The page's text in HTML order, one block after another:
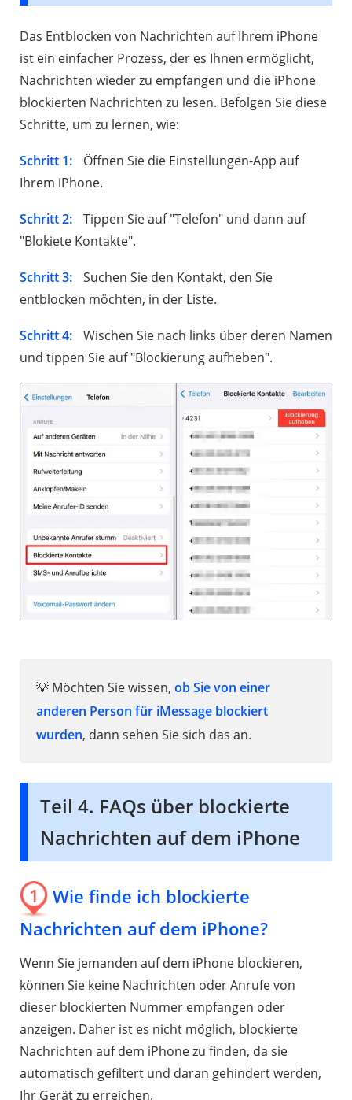
Das Entblocken von Nachrichten auf Ihrem iPhone
ist ein einfacher Prozess, der es Ihnen ermöglicht,
Nachrichten wieder zu empfangen und die iPhone
blockierten Nachrichten zu lesen. Befolgen Sie diese
Schritte, um zu lernen, wie:
Schritt 1:
Öffnen Sie die Einstellungen-App auf
Ihrem iPhone.
Schritt 2:
Tippen Sie auf "Telefon" und dann auf
"Blokiete Kontakte".
Schritt 3:
Suchen Sie den Kontakt, den Sie
entblocken möchten, in der Liste.
Schritt 4:
Wischen Sie nach links über deren Namen
und tippen Sie auf "Blockierung aufheben".
💡 Möchten Sie wissen, ob Sie von einer
anderen Person für iMessage blockiert
wurden, dann sehen Sie sich das an.
Teil 4. FAQs über blockierte
Nachrichten auf dem iPhone
1
Wie finde ich blockierte
Nachrichten auf dem iPhone?
Wenn Sie jemanden auf dem iPhone blockieren,
können Sie keine Nachrichten oder Anrufe von
dieser blockierten Nummer empfangen oder
anzeigen. Daher ist es nicht möglich, blockierte
Nachrichten auf dem iPhone zu finden, da sie
automatisch gefiltert und daran gehindert werden,
Ihr Gerät zu erreichen.